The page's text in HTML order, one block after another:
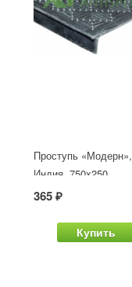
Проступь «Модерн»,
Индия, 750x250
365 ₽
Купить